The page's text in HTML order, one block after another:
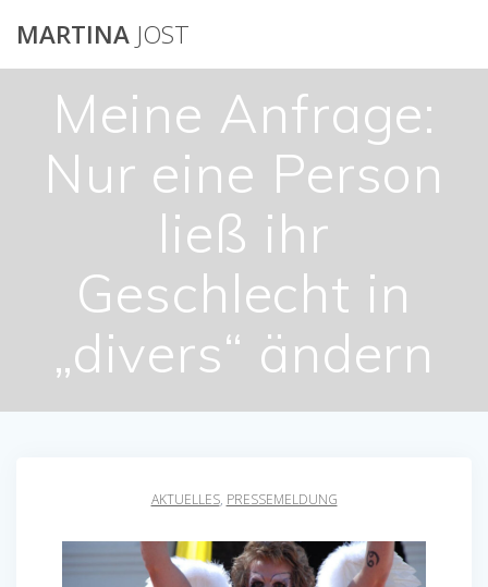
MARTINA JOST
Meine Anfrage:
Nur eine Person
ließ ihr
Geschlecht in
„divers“ ändern
AKTUELLES, PRESSEMELDUNG